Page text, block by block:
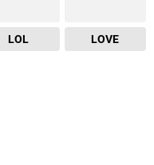
LOL LOVE